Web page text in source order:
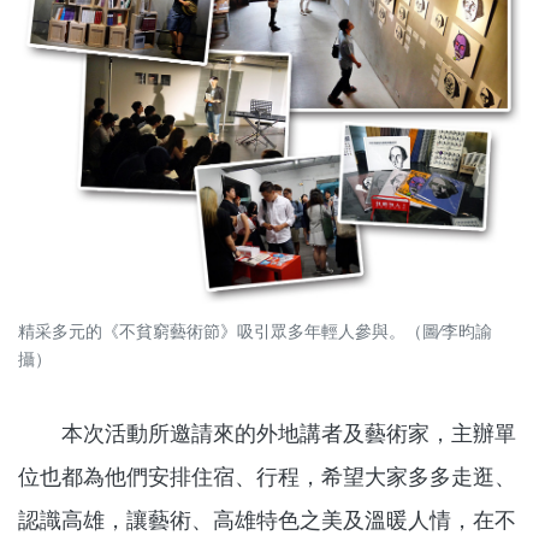
精采多元的《不貧窮藝術節》吸引眾多年輕人參與。（圖∕李昀諭
攝）
本次活動所邀請來的外地講者及藝術家，主辦單
位也都為他們安排住宿、行程，希望大家多多走逛、
認識高雄，讓藝術、高雄特色之美及溫暖人情，在不